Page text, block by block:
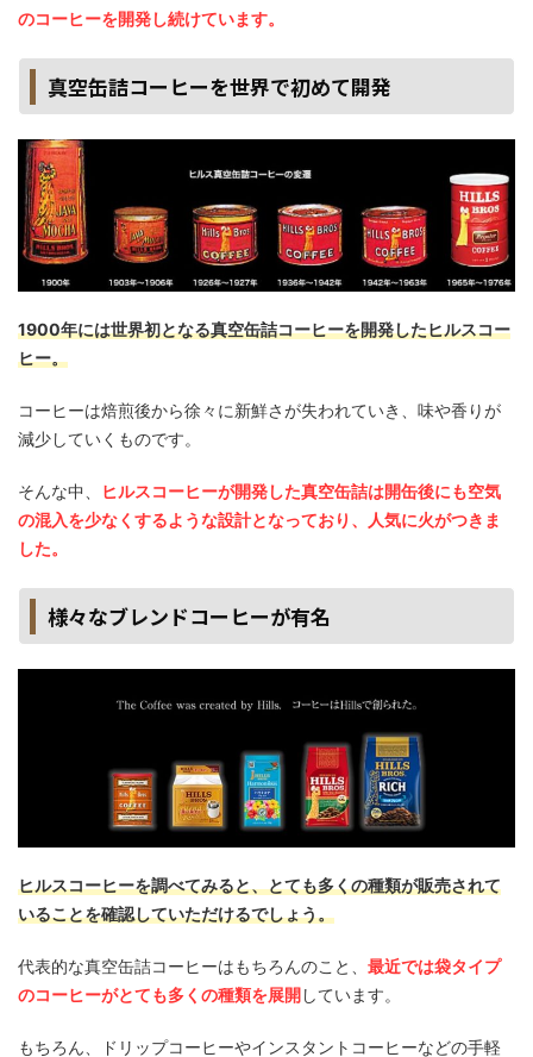
のコーヒーを開発し続けています。
真空缶詰コーヒーを世界で初めて開発
1900年には世界初となる真空缶詰コーヒーを開発したヒルスコー
ヒー。
コーヒーは焙煎後から徐々に新鮮さが失われていき、味や香りが
減少していくものです。
そんな中、
ヒルスコーヒーが開発した真空缶詰は開缶後にも空気
の混入を少なくするような設計となっており、人気に火がつきま
した。
様々なブレンドコーヒーが有名
ヒルスコーヒーを調べてみると、とても多くの種類が販売されて
いることを確認していただけるでしょう。
代表的な真空缶詰コーヒーはもちろんのこと、 最近では袋タイプ
のコーヒーがとても多くの種類を展開しています。
もちろん、ドリップコーヒーやインスタントコーヒーなどの手軽